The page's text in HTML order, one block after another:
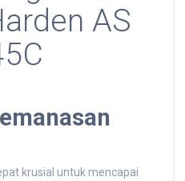
AS
krusial untuk mencapai